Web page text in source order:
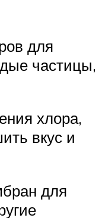
для
частицы,
хлора,
вкус и
для